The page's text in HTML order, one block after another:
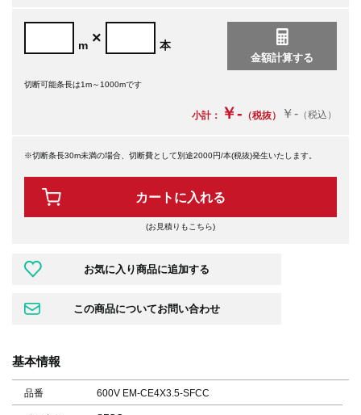
m × 本
切断可能条長は1m～1000mです
小計： ￥- （税抜） ￥- （税込）
※切断条長30m未満の場合、切断費として別途2000円/本(税抜)発生いたします。
カートに入れる
(お見積りもこちら)
基本情報
品番 600V EM-CE4X3.5-SFCC